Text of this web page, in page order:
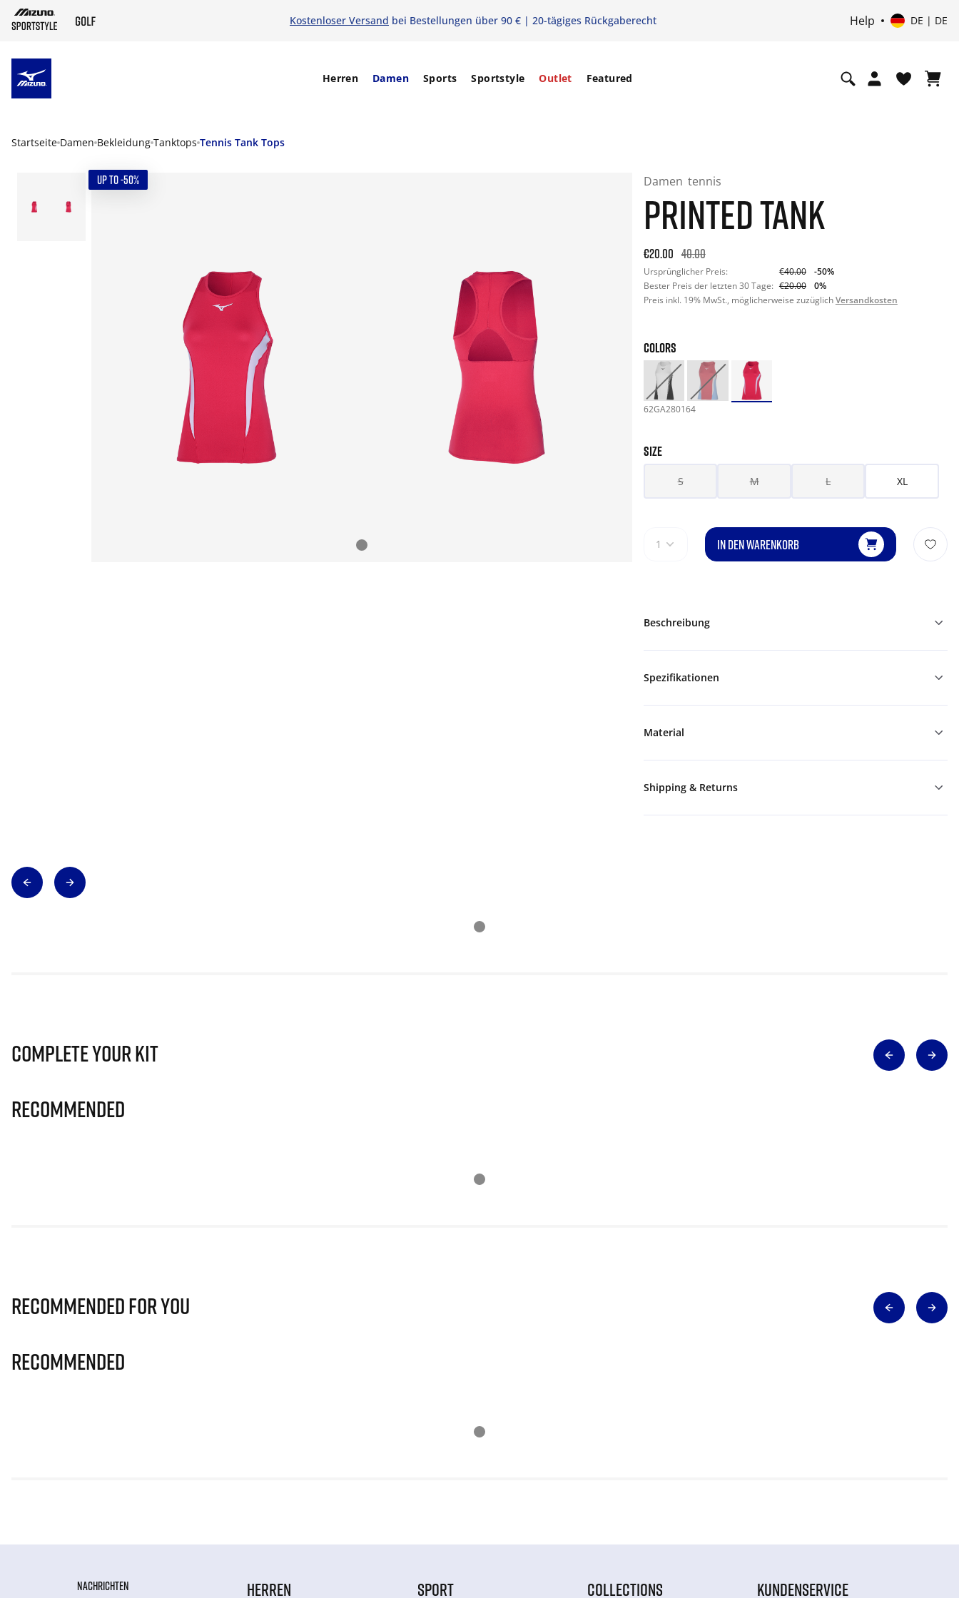
Kostenloser Versand bei Bestellungen über 90 € | 20-tägiges Rückgaberecht Help DE | DE
Herren Damen Sports Sportstyle Outlet Featured
Startseite Damen Bekleidung Tanktops Tennis Tank Tops
UP TO -50% Damen tennis
PRINTED TANK
Ursprünglicher Preis: €40.00. 30-Tage-Bestpreis: €20.00.
€20.00 40.00
Ursprünglicher Preis: €40.00
-50%
Bester Preis der letzten 30 Tage: €20.00
0%
Preis inkl. 19% MwSt., möglicherweise zuzüglichVersandkosten
COLORS
62GA280164
SIZE
S M L XL
1 IN DEN WARENKORB
Beschreibung
Spezifikationen
Material
Shipping & Returns
Complete Your Kit
Recommended
Recommended for you
Recommended
NACHRICHTEN HERREN SPORT COLLECTIONS KUNDENSERVICE